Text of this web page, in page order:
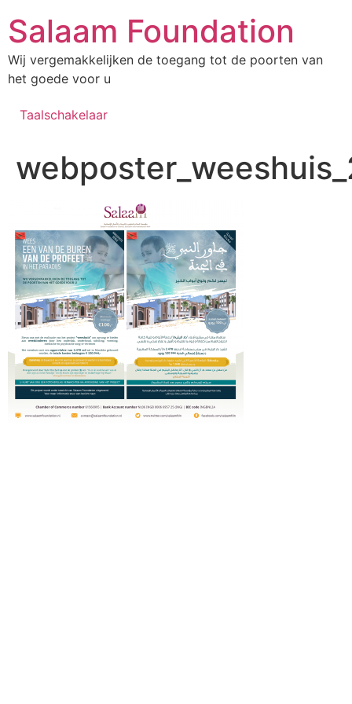
Salaam Foundation
Wij vergemakkelijken de toegang tot de poorten van
het goede voor u
Taalschakelaar